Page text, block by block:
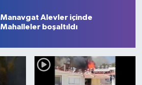
Manavgat Alevler içinde
Mahalleler boşaltıldı